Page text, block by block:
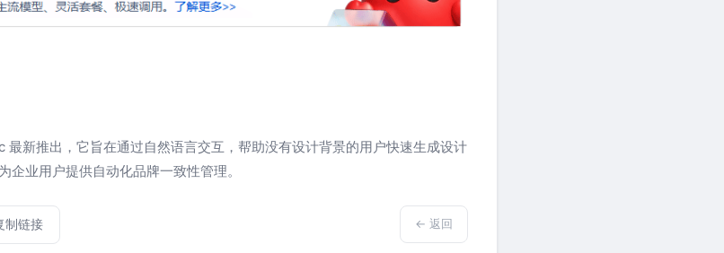
新推出，它旨在通过自然语言交互，帮助没有设计背景的用户快速生成设计
业用户提供自动化品牌一致性管理。‌‌
制链接 ← 返回